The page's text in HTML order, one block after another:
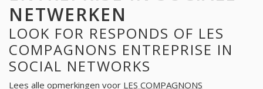
NETWERKEN
LOOK FOR RESPONDS OF LES
COMPAGNONS ENTREPRISE IN
SOCIAL NETWORKS
Lees alle opmerkingen voor LES COMPAGNONS